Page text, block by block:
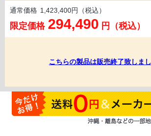
通常価格 1,423,400円（税込）
限定価格 294,490 円（税込）
こちらの製品は販売終了致しまし